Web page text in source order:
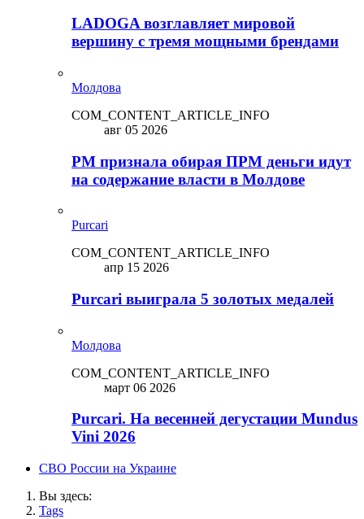
LADOGA возглавляет мировой
вершину с тремя мощными брендами
Молдова
COM_CONTENT_ARTICLE_INFO
авг 05 2026
PM признала обирая ПРМ деньги идут
на содержание власти в Молдове
Purcari
COM_CONTENT_ARTICLE_INFO
апр 15 2026
Purcari выиграла 5 золотых медалей
Молдова
COM_CONTENT_ARTICLE_INFO
март 06 2026
Purcari. На весенней дегустации Mundus
Vini 2026
СВО России на Украине
Вы здесь:
Tags